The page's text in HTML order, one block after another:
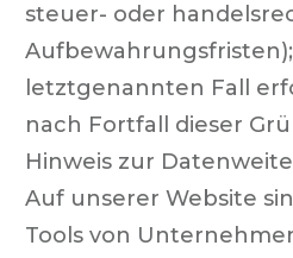
steuer- oder
letztgenannten Fall
nach Fortfall dieser
Hinweis zur
Auf unserer Website
Tools von